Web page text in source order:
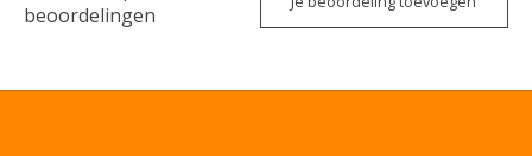
beoordelingen